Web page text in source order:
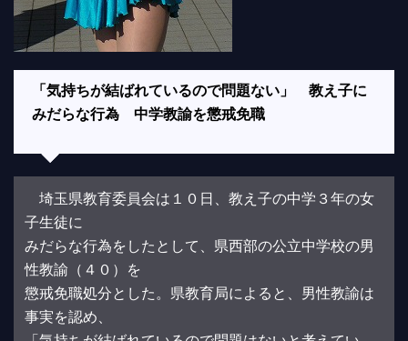
「気持ちが結ばれているので問題ない」 教え子に
みだらな行為 中学教諭を懲戒免職
埼玉県教育委員会は１０日、教え子の中学３年の女
子生徒に
みだらな行為をしたとして、県西部の公立中学校の男
性教諭（４０）を
懲戒免職処分とした。県教育局によると、男性教諭は
事実を認め、